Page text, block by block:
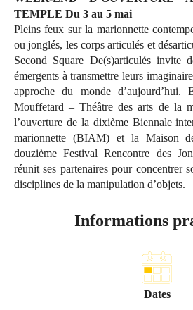
TEMPLE Du 3 au 5 mai
Pleins feux sur la marionnette
ou jonglés, les corps articulés et
Second Square De(s)articulés invite
émergents à transmettre leurs
approche du monde
Mouffetard – Théâtre des arts de la
l’ouverture de la dixième Biennale
marionnette (BIAM) et la Maison
douzième Festival Rencontre des
réunit ses partenaires pour concentrer
disciplines de la manipulation d’objets.
Informations
Dates